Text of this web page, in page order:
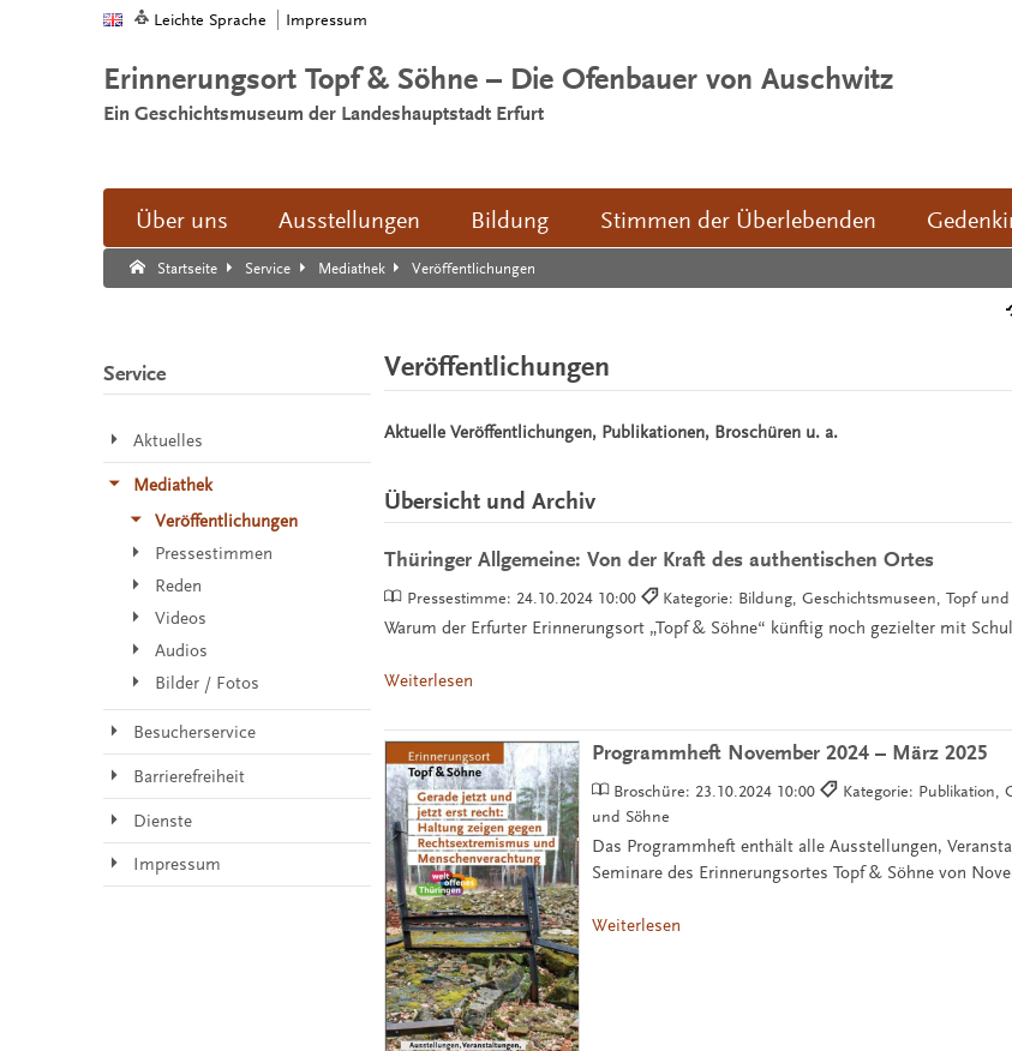
Leichte Sprache Impressum
Erinnerungsort Topf & Söhne – Die Ofenbauer von Auschwitz
Ein Geschichtsmuseum der Landeshauptstadt Erfurt
Über uns Ausstellungen Bildung Stimmen der Überlebenden
Startseite Service Mediathek Veröffentlichungen
Suche:
Suche Ende.
Veröffentlichungen
Aktuelle Veröffentlichungen, Publikationen, Broschüren u. a.
Übersicht und Archiv
Thüringer Allgemeine: Von der Kraft des authentischen Ortes
Pressestimme: 24.10.2024 10:00 Kategorie: Bildung, Geschichtsmuseen, Topf und
Warum der Erfurter Erinnerungsort „Topf & Söhne“ künftig noch gezielter mit
Weiterlesen
Programmheft November 2024 – März 2025
Broschüre: 23.10.2024 10:00
Kategorie: Publikation,
und Söhne
Das Programmheft enthält alle Ausstellungen,
Seminare des Erinnerungsortes Topf & Söhne von
Weiterlesen
Service
Aktuelles
Mediathek
Veröffentlichungen
Pressestimmen
Reden
Videos
Audios
Bilder / Fotos
Besucherservice
Barrierefreiheit
Dienste
Impressum